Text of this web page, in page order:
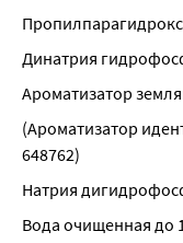
Динатрия
Ароматизатор
(Ароматизатор
648762)
Натрия
Вода очищенная до